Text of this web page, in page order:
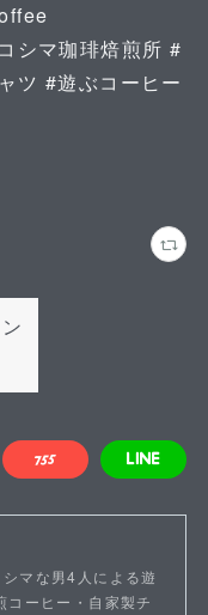
シマ珈琲焙煎所 #
ツ #遊ぶコーヒー
マな男4人による遊
ーヒー・自家製チ